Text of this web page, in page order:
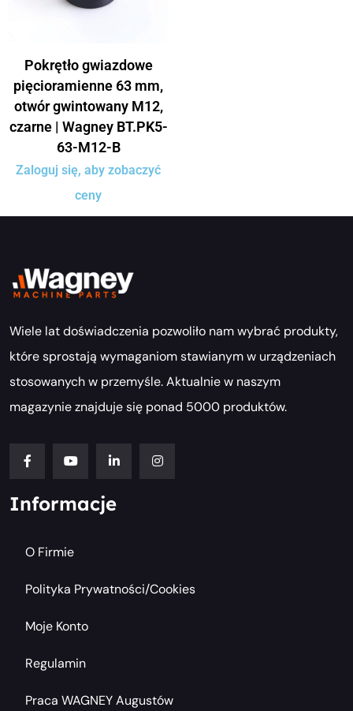
Pokrętło gwiazdowe
pięcioramienne 63 mm,
otwór gwintowany M12,
czarne | Wagney BT.PK5-
63-M12-B
Zaloguj się, aby zobaczyć
ceny
Wiele lat doświadczenia pozwoliło nam wybrać produkty,
które sprostają wymaganiom stawianym w urządzeniach
stosowanych w przemyśle. Aktualnie w naszym
magazynie znajduje się ponad 5000 produktów.
Informacje
O Firmie
Polityka Prywatności/cookies
Moje Konto
Regulamin
Praca WAGNEY Augustów